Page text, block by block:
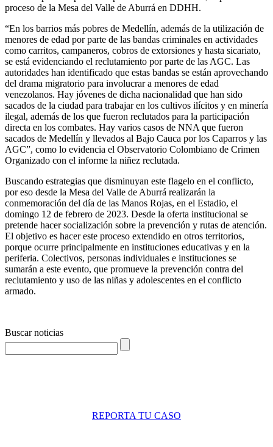
proceso de la Mesa del Valle de Aburrá en DDHH.
“En los barrios más pobres de Medellín, además de la utilización de
menores de edad por parte de las bandas criminales en actividades
como carritos, campaneros, cobros de extorsiones y hasta sicariato,
se está evidenciando el reclutamiento por parte de las AGC. Las
autoridades han identificado que estas bandas se están aprovechando
del drama migratorio para involucrar a menores de edad
venezolanos. Hay jóvenes de dicha nacionalidad que han sido
sacados de la ciudad para trabajar en los cultivos ilícitos y en minería
ilegal, además de los que fueron reclutados para la participación
directa en los combates. Hay varios casos de NNA que fueron
sacados de Medellín y llevados al Bajo Cauca por los Caparros y las
AGC”, como lo evidencia el Observatorio Colombiano de Crimen
Organizado con el informe la niñez reclutada.
Buscando estrategias que disminuyan este flagelo en el conflicto,
por eso desde la Mesa del Valle de Aburrá realizarán la
conmemoración del día de las Manos Rojas, en el Estadio, el
domingo 12 de febrero de 2023. Desde la oferta institucional se
pretende hacer socialización sobre la prevención y rutas de atención.
El objetivo es hacer este proceso extendido en otros territorios,
porque ocurre principalmente en instituciones educativas y en la
periferia. Colectivos, personas individuales e instituciones se
sumarán a este evento, que promueve la prevención contra del
reclutamiento y uso de las niñas y adolescentes en el conflicto
armado.
Buscar noticias
REPORTA TU CASO